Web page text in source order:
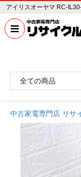
中古家電専門店 リサ